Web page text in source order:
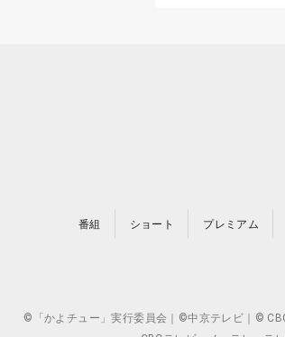
番組 ショート プレミアム
©「かよチュー」実行委員会｜©中京テレビ｜©